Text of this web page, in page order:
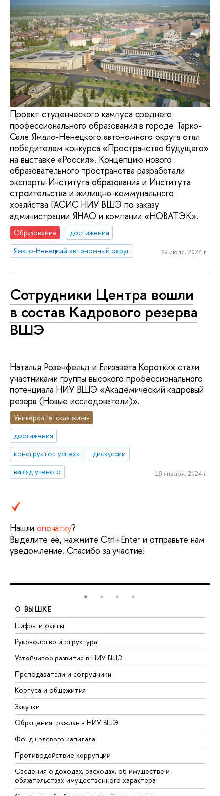
Проект студенческого кампуса среднего
профессионального образования в городе Тарко-
Сале Ямало-Ненецкого автономного округа стал
победителем конкурса «Пространство будущего»
на выставке «Россия». Концепцию нового
образовательного пространства разработали
эксперты Института образования и Института
строительства и жилищно-коммунального
хозяйства ГАСИС НИУ ВШЭ по заказу
администрации ЯНАО и компании «НОВАТЭК».
Образование
достижения
Ямало-Ненецкий автономный округ
29 июля, 2024 г.
Сотрудники Центра вошли
в состав Кадрового резерва
ВШЭ
Наталья Розенфельд и Елизавета Коротких стали
участниками группы высокого профессионального
потенциала НИУ ВШЭ «Академический кадровый
резерв (Новые исследователи)».
Университетская жизнь
достижения
конструктор успеха
дискуссии
взгляд ученого
18 января, 2024 г.
Нашли опечатку?
Выделите её, нажмите Ctrl+Enter и отправьте нам
уведомление. Спасибо за участие!
О ВЫШКЕ
Цифры и факты
Руководство и структура
Устойчивое развитие в НИУ ВШЭ
Преподаватели и сотрудники
Корпуса и общежития
Закупки
Обращения граждан в НИУ ВШЭ
Фонд целевого капитала
Противодействие коррупции
Сведения о доходах, расходах, об имуществе и
обязательствах имущественного характера